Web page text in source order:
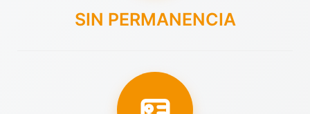
SIN PERMANENCIA